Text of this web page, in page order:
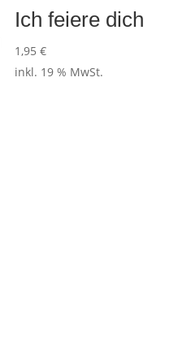
Ich feiere dich
1,95€
inkl. 19 % MwSt.